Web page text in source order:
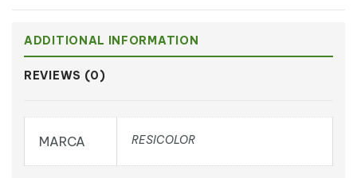
ADDITIONAL INFORMATION
REVIEWS (0)
MARCA RESICOLOR